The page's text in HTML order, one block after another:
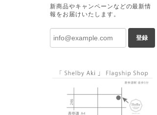
新商品やキャンペーンなどの最新情
報をお届けいたします。
登録